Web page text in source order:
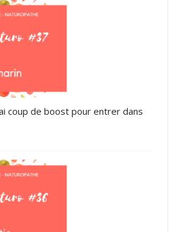
coup de boost pour entrer dans